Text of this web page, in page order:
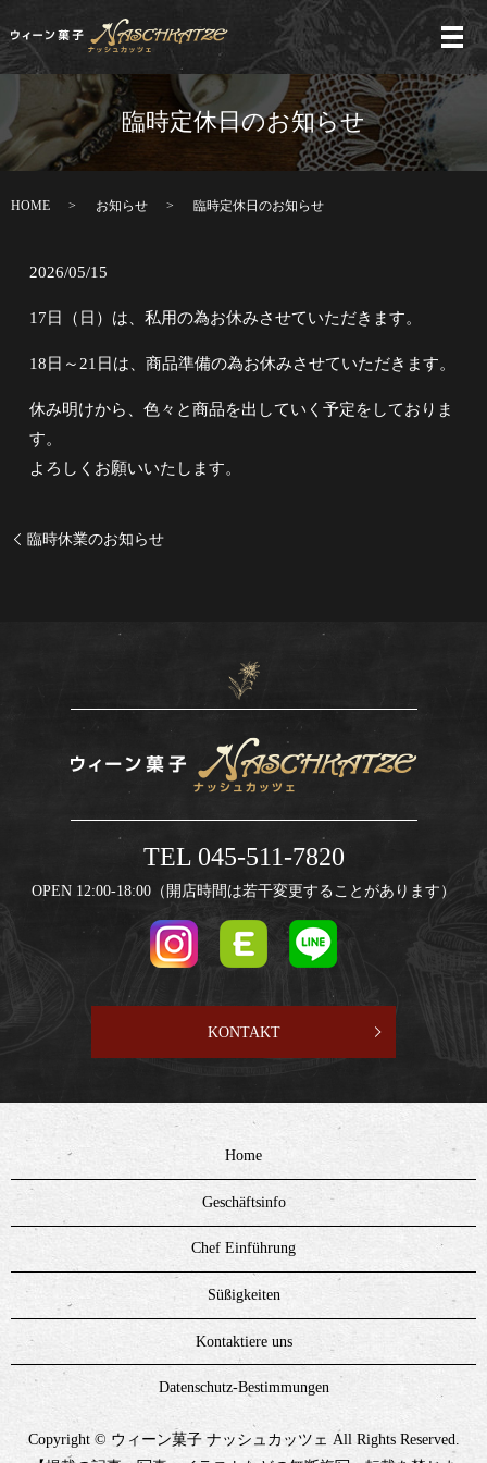
メ
臨時定休日のお知らせ
HOME お知らせ 臨時定休日のお知らせ
2026/05/15
17日（日）は、私用の為お休みさせていただきます。
18日～21日は、商品準備の為お休みさせていただきます。
休み明けから、色々と商品を出していく予定をしておりま
す。
よろしくお願いいたします。
臨時休業のお知らせ
TEL 045-511-7820
OPEN 12:00-18:00（開店時間は若干変更することがあります）
KONTAKT
Home
Geschäftsinfo
Chef Einführung
Süßigkeiten
Kontaktiere uns
Datenschutz-Bestimmungen
Copyright © ウィーン菓子 ナッシュカッツェ All Rights Reserved.